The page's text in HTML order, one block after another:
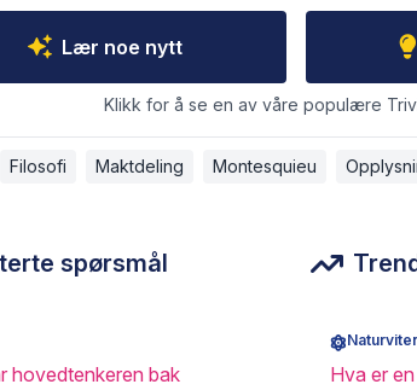
Lær noe nytt
Klikk for å se en av våre populære
Filosofi Maktdeling Montesquieu
spørsmål
hovedtenkeren bak
Hva er